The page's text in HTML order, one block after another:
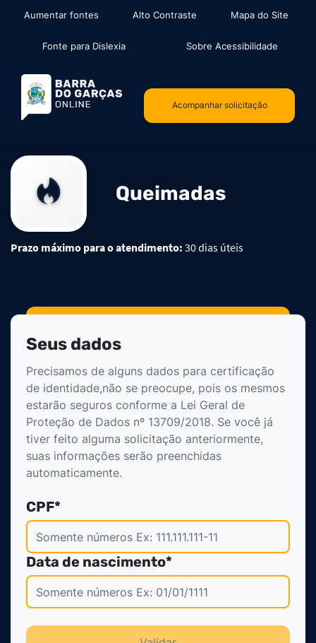
Seção de atalhos e links de
Ir para o conteúdo [alt+1]
Ir para a busca [alt+3]
Aumentar fontes Alto Contraste Mapa do Site
Fonte para Dislexia Sobre Acessibilidade
Seção do Topo
Acompanhar solicitação
Vinheta
Queimadas
Prazo máximo para o atendimento: 30 dias úteis
Formulário do
Seus dados
Precisamos de alguns dados para certificação
de identidade,não se preocupe, pois os mesmos
estarão seguros conforme a Lei Geral de
Proteção de Dados nº 13709/2018. Se você já
tiver feito alguma solicitação anteriormente,
suas informações serão preenchidas
automaticamente.
CPF*
Data de nascimento*